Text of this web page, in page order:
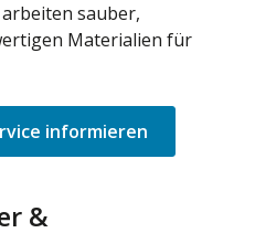
sauber,
Materialien für
informieren
&